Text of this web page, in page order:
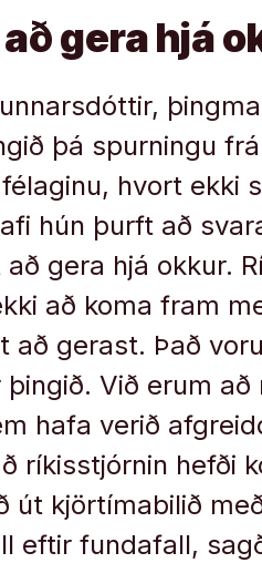
gera hjá
þá spurningu
hvort ekki
hún þurft að
gera hjá okkur.
að koma fram
að gerast. Það
Við erum
hafa verið
ríkisstjórnin hefði
út kjörtímabilið
eftir fundafall,